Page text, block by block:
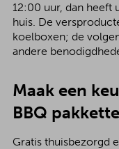
12:00 uur, dan heeft
huis. De
koelboxen; de
andere
Maak een
BBQ
Gratis thuisbezorgd